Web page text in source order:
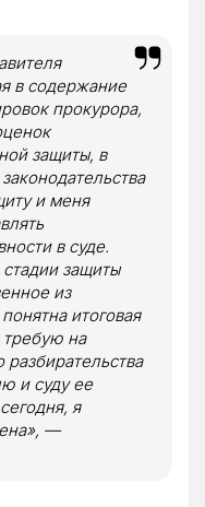
в содержание
прокурора,
защиты, в
и меня
в суде.
защиты
из
итоговая
на
и суду ее
я
—